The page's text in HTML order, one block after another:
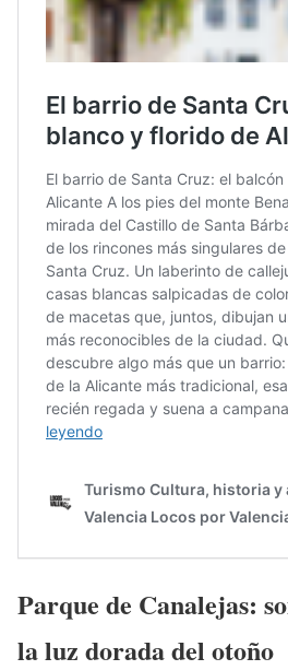
Parque de Canalejas:
la luz dorada del otoño